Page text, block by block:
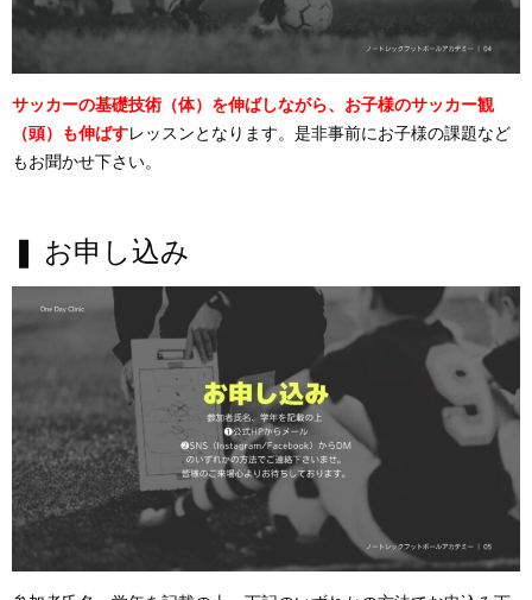
サッカーの基礎技術（体）を伸ばしながら、お子様のサッカー観
（頭）も伸ばすレッスンとなります。是非事前にお子様の課題など
もお聞かせ下さい。
❚ お申し込み